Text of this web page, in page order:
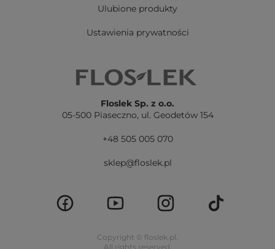
Ulubione produkty
Ustawienia prywatności
Floslek Sp. z o.o.
05-500 Piaseczno, ul. Geodetów 154
+48 505 005 070
sklep@floslek.pl
Copyright © floslek.pl.
All rights reserved.